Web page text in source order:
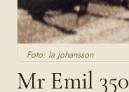
Foto: Ia Johansson
Mr Emil 350